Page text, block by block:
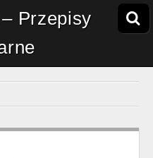
Przepisy